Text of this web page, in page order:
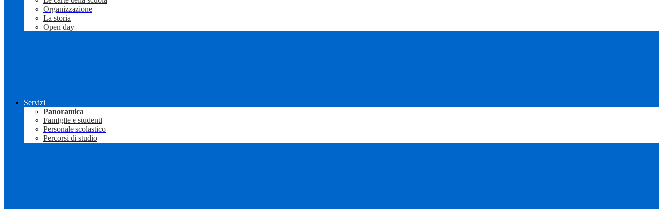
Organizzazione
La storia
Open day
Servizi
Panoramica
Famiglie e studenti
Personale scolastico
Percorsi di studio